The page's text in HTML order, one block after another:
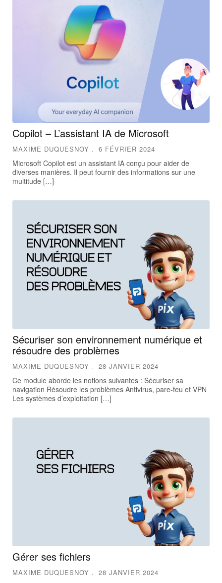
Copilot – L’assistant IA de Microsoft
MAXIME DUQUESNOY 6 FÉVRIER 2024
Microsoft Copilot est un assistant IA conçu pour aider de
diverses manières. Il peut fournir des informations sur une
multitude […]
Sécuriser son environnement numérique et
résoudre des problèmes
MAXIME DUQUESNOY 28 JANVIER 2024
Ce module aborde les notions suivantes : Sécuriser sa
navigation Résoudre les problèmes Antivirus, pare-feu et VPN
Les systèmes d’exploitation […]
Gérer ses fichiers
MAXIME DUQUESNOY 28 JANVIER 2024